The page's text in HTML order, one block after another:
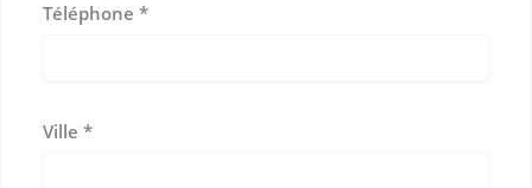
Téléphone *
Ville *